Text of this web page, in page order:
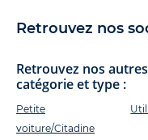
Retrouvez nos
Retrouvez nos
catégorie et type :
Petite
voiture/Citadine